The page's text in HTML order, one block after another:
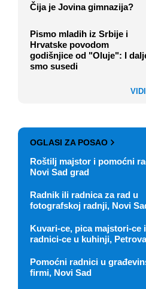
Čija je Jovina gimnazija?
Pismo mladih iz Srbije i
Hrvatske povodom
godišnjice od "Oluje": I
smo susedi
OGLASI ZA POSAO
Roštilj majstor i pomoćni
Novi Sad grad
Radnik ili radnica za rad u
fotografskoj radnji, Novi
Kuvari-ce, pica majstori-ce
radnici-ce u kuhinji,
Pomoćni radnici u
firmi, Novi Sad